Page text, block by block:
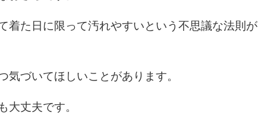
着た日に限って汚れやすいという不思議な法則が
気づいてほしいことがあります。
大丈夫です。